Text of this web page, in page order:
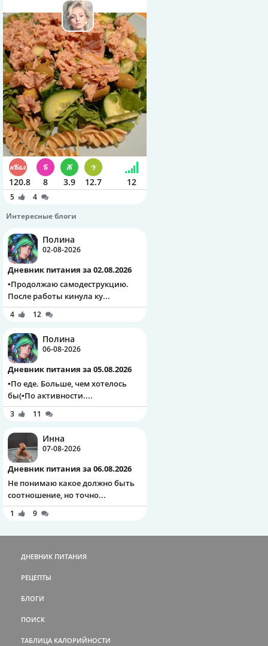
120.8 8 3.9 12.7 12
5
4
Интересные блоги
Полина
02-08-2026
Дневник питания за 02.08.2026
▪️Продолжаю самодеструкцию.
После работы кинула ку...
4 12
Полина
06-08-2026
Дневник питания за 05.08.2026
▪️По еде. Больше, чем хотелось
бы(▪️По активности....
3 11
Инна
07-08-2026
Дневник питания за 06.08.2026
Не понимаю какое должно быть
соотношение, но точно...
1 9
ДНЕВНИК ПИТАНИЯ
РЕЦЕПТЫ
БЛОГИ
ПОИСК
ТАБЛИЦА КАЛОРИЙНОСТИ